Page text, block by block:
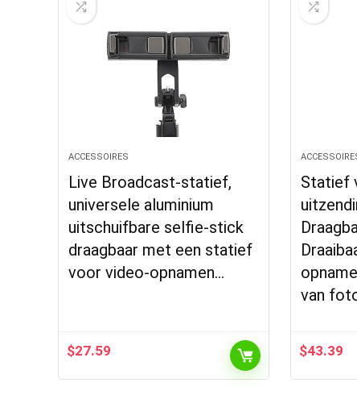
ACCESSOIRES
Live Broadcast-statief,
universele aluminium
uitschuifbare selfie-stick
draagbaar met een statief
voor video-opnamen…
$27.59
Statief
van
$43.39